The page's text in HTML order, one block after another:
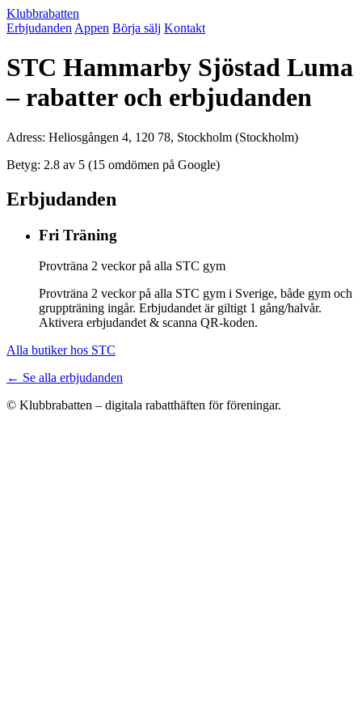
Klubbrabatten
Erbjudanden Appen Börja sälj Kontakt
STC Hammarby Sjöstad Luma
– rabatter och erbjudanden
Adress: Heliosgången 4, 120 78, Stockholm (Stockholm)
Betyg: 2.8 av 5 (15 omdömen på Google)
Erbjudanden
Fri Träning
Provträna 2 veckor på alla STC gym
Provträna 2 veckor på alla STC gym i Sverige, både gym och
gruppträning ingår. Erbjudandet är giltigt 1 gång/halvår.
Aktivera erbjudandet & scanna QR-koden.
Alla butiker hos STC
← Se alla erbjudanden
© Klubbrabatten – digitala rabatthäften för föreningar.